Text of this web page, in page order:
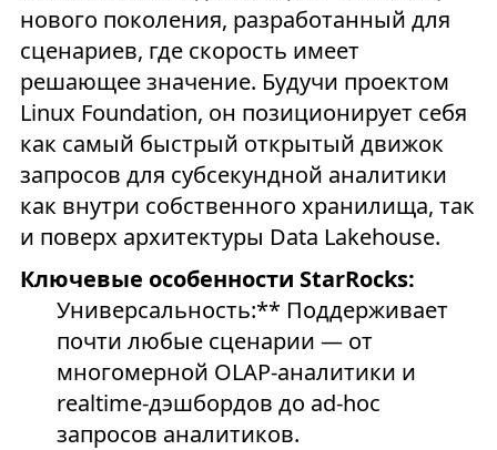
нового поколения, разработанный для
сценариев, где скорость имеет
решающее значение. Будучи проектом
Linux Foundation, он позиционирует себя
как самый быстрый открытый движок
запросов для субсекундной аналитики
как внутри собственного хранилища, так
и поверх архитектуры Data Lakehouse.
Ключевые особенности StarRocks:
Универсальность:** Поддерживает
почти любые сценарии — от
многомерной OLAP-аналитики и
realtime-дэшбордов до ad-hoc
запросов аналитиков.